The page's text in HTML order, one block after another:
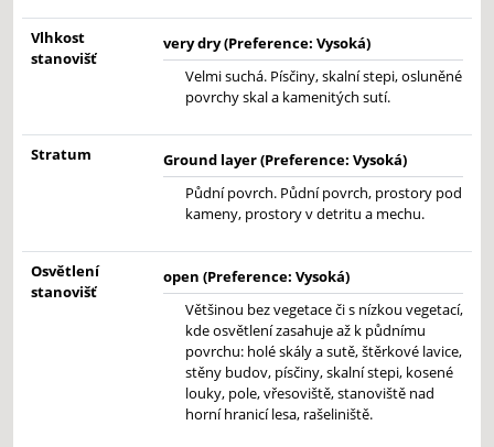
Vlhkost
stanovišť
very dry (Preference: Vysoká)
Velmi suchá. Písčiny, skalní stepi, osluněné
povrchy skal a kamenitých sutí.
Stratum
Ground layer (Preference: Vysoká)
Půdní povrch. Půdní povrch, prostory pod
kameny, prostory v detritu a mechu.
Osvětlení
stanovišť
open (Preference: Vysoká)
Většinou bez vegetace či s nízkou vegetací,
kde osvětlení zasahuje až k půdnímu
povrchu: holé skály a sutě, štěrkové lavice,
stěny budov, písčiny, skalní stepi, kosené
louky, pole, vřesoviště, stanoviště nad
horní hranicí lesa, rašeliniště.